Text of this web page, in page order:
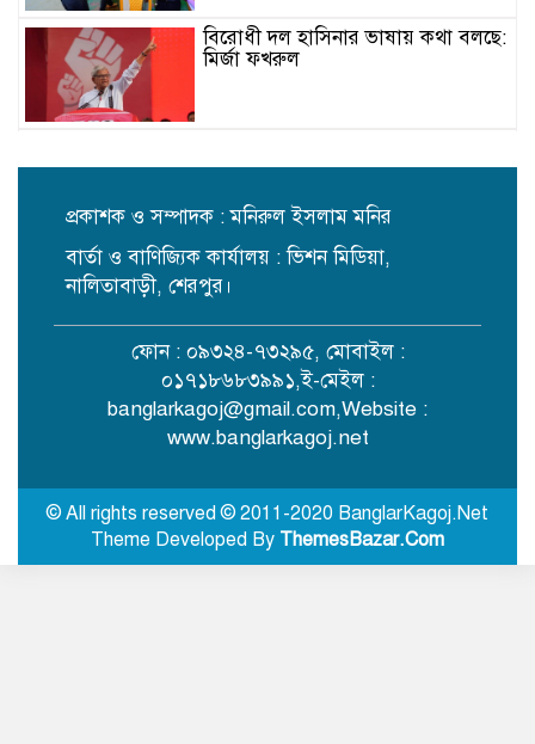
বিরোধী দল হাসিনার ভাষায় কথা বলছে:
মির্জা ফখরুল
বাতিলের নির্দেশ ও প্রশাসককে অব্যাহতি
বিপিএল এই বছর নাও হতে পারে:
তামিম
সালমান শাহ হত্যা মামলায় খল-
অভিনেতা ডন আটক
নির্ধারণ করবে সরকার: প্রধানমন্ত্রী
প্রকাশক ও সম্পাদক : মনিরুল ইসলাম মনির
বার্তা ও বাণিজ্যিক কার্যালয় : ভিশন মিডিয়া,
নালিতাবাড়ী, শেরপুর।
ফোন : ০৯৩২৪-৭৩২৯৫, মোবাইল :
০১৭১৮৬৮৩৯৯১,ই-মেইল :
banglarkagoj@gmail.com,Website :
www.banglarkagoj.net
© All rights reserved © 2011-2020 BanglarKagoj.Net
Theme Developed By ThemesBazar.Com